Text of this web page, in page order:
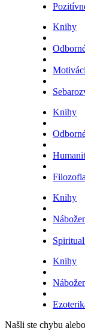
Knihy
Knihy
Filozofia
Knihy
Knihy
Našli ste chybu